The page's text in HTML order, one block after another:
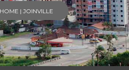
HOME | JOINVILLE